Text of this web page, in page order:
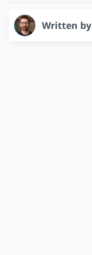
Written by